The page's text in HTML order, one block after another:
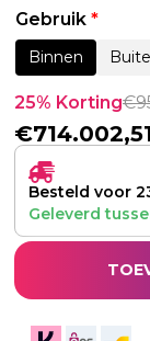
Gebruik *
Binnen
25% Korting€
€
Besteld voor
Geleverd